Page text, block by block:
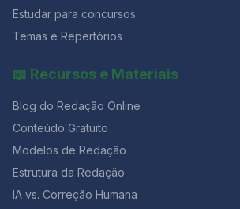
Estudar para concursos
Temas e Repertórios
📖 Recursos e Materiais
Blog do Redação Online
Conteúdo Gratuito
Modelos de Redação
Estrutura da Redação
IA vs. Correção Humana